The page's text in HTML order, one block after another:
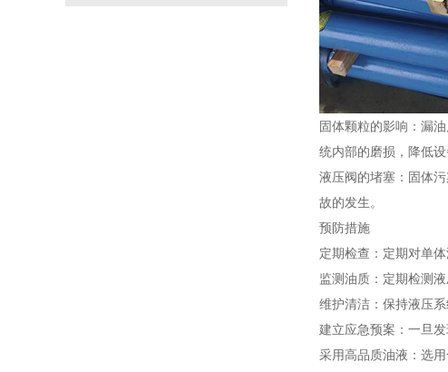
固体颗粒的影响：漏
统内部的磨损，降低设
液压阀的堵塞：固体
故的发生。
预防措施
定期检查：定期对单
监测油质：定期检测
维护清洁：保持液压
建立应急预案：一旦
采用高品质油液：选